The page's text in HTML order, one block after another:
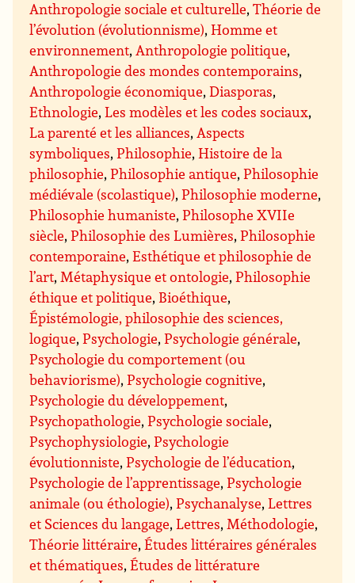
Anthropologie sociale et culturelle,Théorie de
l’évolution (évolutionnisme),Homme et
environnement, Anthropologie politique,
Anthropologie des mondes contemporains,
Anthropologie économique,Diasporas,
Ethnologie,Les modèles et les codes sociaux,
La parenté et les alliances, Aspects
symboliques,Philosophie,Histoire de la
philosophie,Philosophie antique,Philosophie
médiévale (scolastique),Philosophie moderne,
Philosophie humaniste,Philosophe XVIIe
siècle,Philosophie des Lumières,Philosophie
contemporaine,Esthétique et philosophie de
l’art, Métaphysique et ontologie,Philosophie
éthique et politique, Bioéthique,
Épistémologie, philosophie des sciences,
logique,Psychologie,Psychologie générale,
Psychologie du comportement (ou
behaviorisme),Psychologie cognitive,
Psychologie du développement,
Psychopathologie,Psychologie sociale,
Psychophysiologie,Psychologie
évolutionniste,Psychologie de l’éducation,
Psychologie de l’apprentissage,Psychologie
animale (ou éthologie),Psychanalyse,Lettres
et Sciences du langage,Lettres, Méthodologie,
Théorie littéraire,Études littéraires générales
et thématiques,Études de littérature